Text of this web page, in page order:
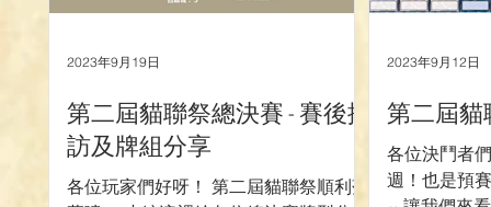
第二屆貓聯祭總決賽 - 賽後採
訪及牌組分享
各位玩家們好呀！ 第二屆貓聯祭順利落
2023年9月19日
第二屆貓
各位決鬥者
週！也是預
2023年9月12日